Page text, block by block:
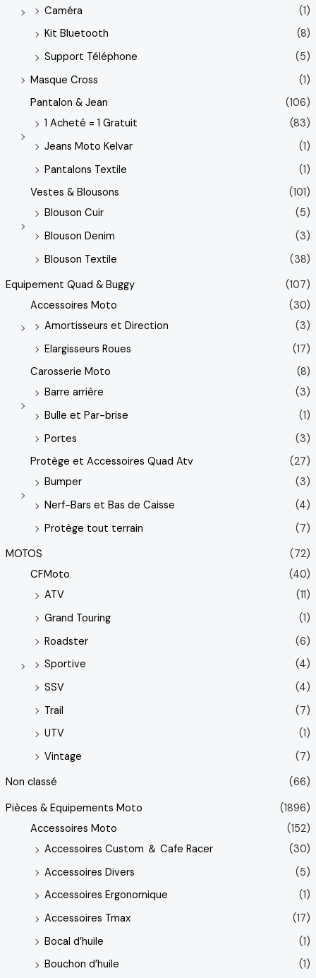
Caméra
(1)
Kit Bluetooth
(8)
Support Téléphone
(5)
Masque Cross
(1)
Pantalon & Jean
(106)
1 Acheté = 1 Gratuit
(83)
Jeans Moto Kelvar
(1)
Pantalons Textile
(1)
Vestes & Blousons
(101)
Blouson Cuir
(5)
Blouson Denim
(3)
Blouson Textile
(38)
Equipement Quad & Buggy
(107)
Accessoires Moto
(30)
Amortisseurs et Direction
(3)
Elargisseurs Roues
(17)
Carosserie Moto
(8)
Barre arrière
(3)
Bulle et Par-brise
(1)
Portes
(3)
Protège et Accessoires Quad Atv
(27)
Bumper
(3)
Nerf-Bars et Bas de Caisse
(4)
Protège tout terrain
(7)
MOTOS
(72)
CFMoto
(40)
ATV
(11)
Grand Touring
(1)
Roadster
(6)
Sportive
(4)
SSV
(4)
Trail
(7)
UTV
(1)
Vintage
(7)
Non classé
(66)
Pièces & Equipements Moto
(1896)
Accessoires Moto
(152)
Accessoires Custom ＆ Cafe Racer
(30)
Accessoires Divers
(5)
Accessoires Ergonomique
(1)
Accessoires Tmax
(17)
Bocal d’huile
(1)
Bouchon d’huile
(1)